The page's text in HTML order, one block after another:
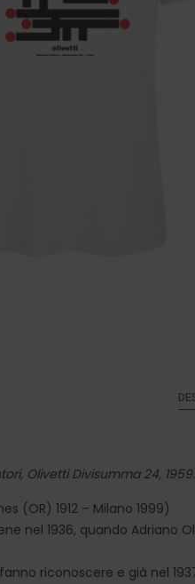
Olivetti Divisumma 24, 1959.
(OR) 1912 – Milano 1999)
nel 1936, quando
riconoscere e già nel